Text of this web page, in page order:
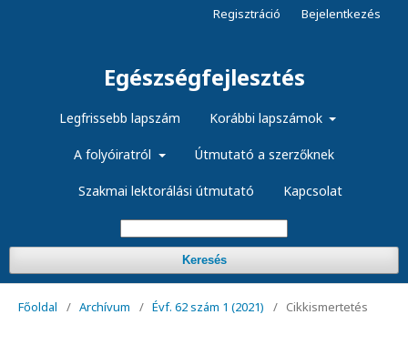
Egészségfejlesztés
Legfrissebb lapszám Korábbi lapszámok
A folyóiratról Útmutató a szerzőknek
Szakmai lektorálási útmutató Kapcsolat
Keresés
Regisztráció Bejelentkezés
Főoldal / Archívum / Évf. 62 szám 1 (2021) / Cikkismertetés